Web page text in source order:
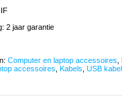
2 jaar garantie
Computer en laptop accessoires
accessoires Kabels USB kabel